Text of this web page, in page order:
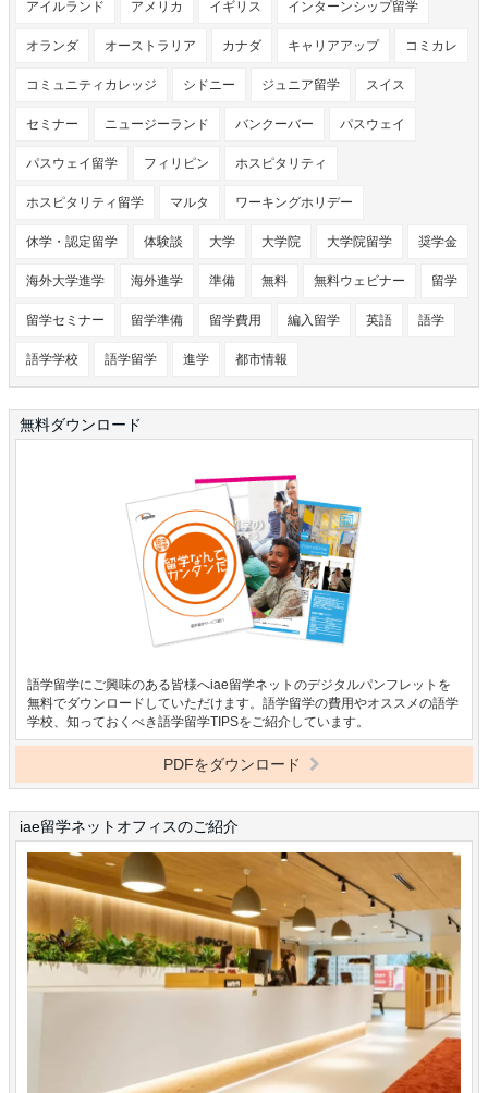
アイルランド アメリカ イギリス インターンシップ留学
オランダ オーストラリア カナダ キャリアアップ コミカレ
コミュニティカレッジ シドニー ジュニア留学 スイス
セミナー ニュージーランド バンクーバー パスウェイ
パスウェイ留学 フィリピン ホスピタリティ
ホスピタリティ留学 マルタ ワーキングホリデー
休学・認定留学 体験談 大学 大学院 大学院留学 奨学金
海外大学進学 海外進学 準備 無料 無料ウェビナー 留学
留学セミナー 留学準備 留学費用 編入留学 英語 語学
語学学校 語学留学 進学 都市情報
無料ダウンロード
語学留学にご興味のある皆様へiae留学ネットのデジタルパンフレットを
無料でダウンロードしていただけます。語学留学の費用やオススメの語学
学校、知っておくべき語学留学TIPSをご紹介しています。
PDFをダウンロード
iae留学ネットオフィスのご紹介